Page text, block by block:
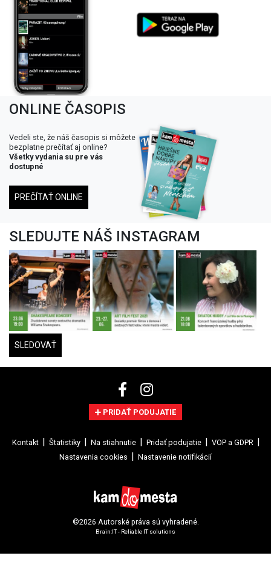
ONLINE ČASOPIS
Vedeli ste, že náš časopis si môžete
bezplatne prečítať aj online?
Všetky vydania su pre vás
dostupné
PREČÍTAŤ ONLINE
SLEDUJTE NÁŠ INSTAGRAM
SLEDOVAŤ
PRIDAŤ PODUJATIE
Kontakt Štatistiky Na stiahnutie Pridať podujatie
VOP a GDPR
Nastavenia cookies
Nastavenie notifikácií
©2026 Autorské práva sú vyhradené.
Brain:IT - Reliable IT solutions